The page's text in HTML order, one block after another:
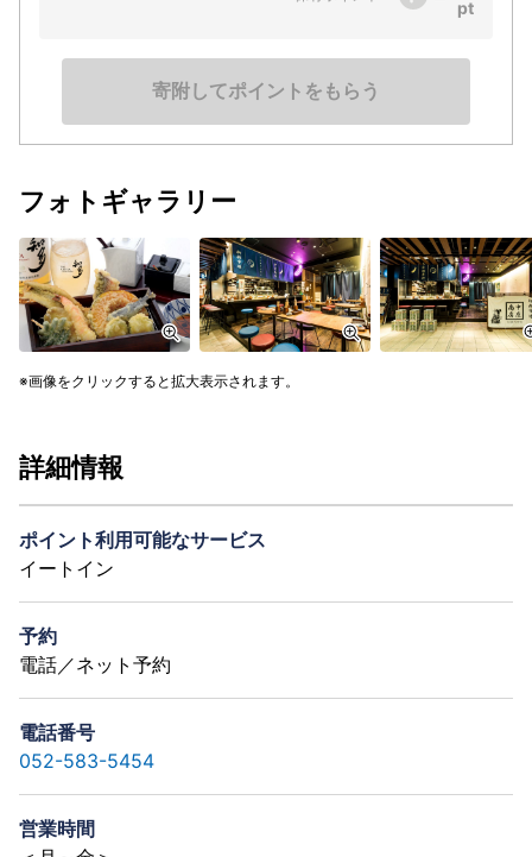
寄附してポイントをもらう
フォトギャラリー
画像をクリックすると拡大表示されます。
詳細情報
ポイント利用可能なサービス
イートイン
予約
電話／ネット予約
電話番号
052-583-5454
営業時間